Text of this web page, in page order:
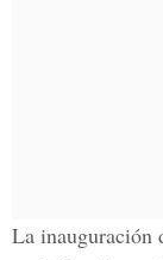
La inauguración